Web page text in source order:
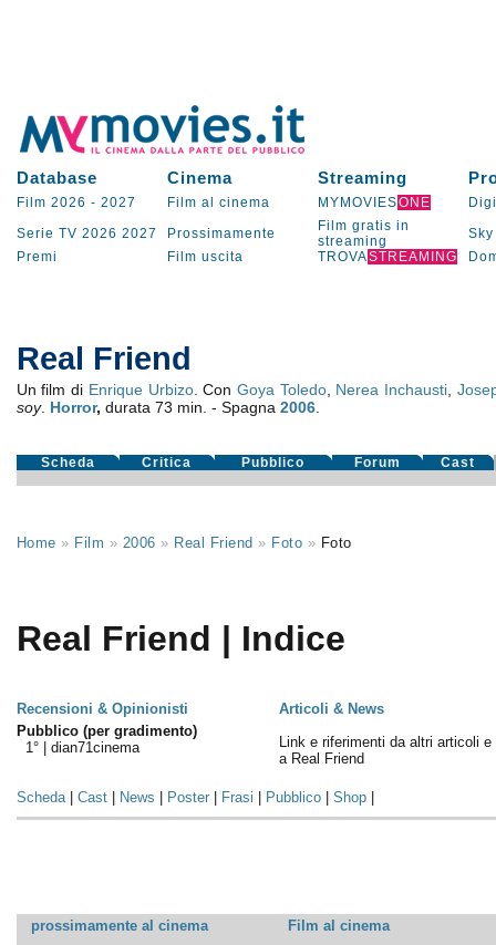
Database Cinema Streaming
Film 2026 - 2027 Film al cinema MYMOVIESONE
Serie TV 2026 2027 Prossimamente
Film gratis in
streaming
Sky
Premi
Film uscita TROVASTREAMING
Real Friend
Un film di Enrique Urbizo. ConGoya Toledo, Nerea Inchausti
soy. Horror, durata 73 min. - Spagna 2006.
Scheda Critica Pubblico Forum Cast
Home » Film » 2006 » Real Friend » Foto » Foto
Real Friend | Indice
Recensioni & Opinionisti
Articoli & News
Pubblico (per gradimento)
1° | dian71cinema
Link e riferimenti da altri articoli e
a Real Friend
Scheda| Cast| News Poster| Frasi Pubblico| Shop|
prossimamente al cinema
Film al cinema